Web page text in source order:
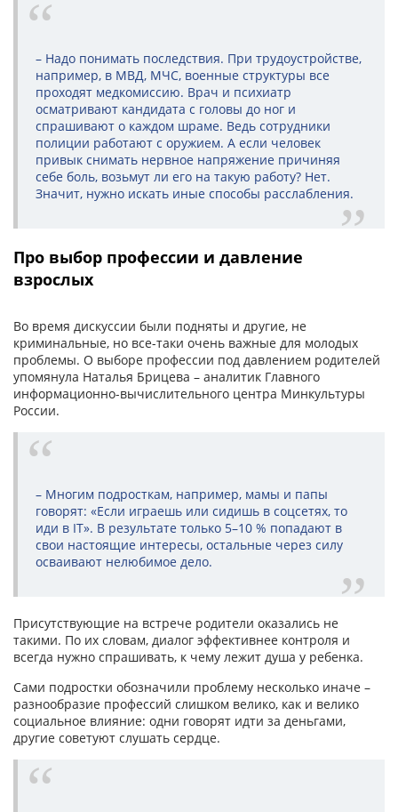
– Надо понимать последствия. При трудоустройстве,
например, в МВД, МЧС, военные структуры все
проходят медкомиссию. Врач и психиатр
осматривают кандидата с головы до ног и
спрашивают о каждом шраме. Ведь сотрудники
полиции работают с оружием. А если человек
привык снимать нервное напряжение причиняя
себе боль, возьмут ли его на такую работу? Нет.
Значит, нужно искать иные способы расслаб­ления.
Про выбор профессии и давление
взрослых
Во время дискуссии были подняты и другие, не
криминальные, но все-таки очень важные для молодых
проблемы. О выборе профессии под давлением родителей
упомянула Наталья Брицева – аналитик Главного
информационно-вычислительного центра Минкультуры
России.
– Многим подросткам, например, мамы и папы
говорят: «Если играешь или сидишь в соцсетях, то
иди в IT». В результате только 5–10 % попадают в
свои настоящие интересы, остальные через силу
осваивают нелюбимое дело.
Присутствующие на встрече родители оказались не
такими. По их словам, диалог эффективнее контроля и
всегда нужно спрашивать, к чему лежит душа у ребенка.
Сами подростки обозначили проблему несколько иначе –
разнообразие профессий слишком велико, как и велико
социальное влияние: одни говорят идти за деньгами,
другие советуют слушать сердце.